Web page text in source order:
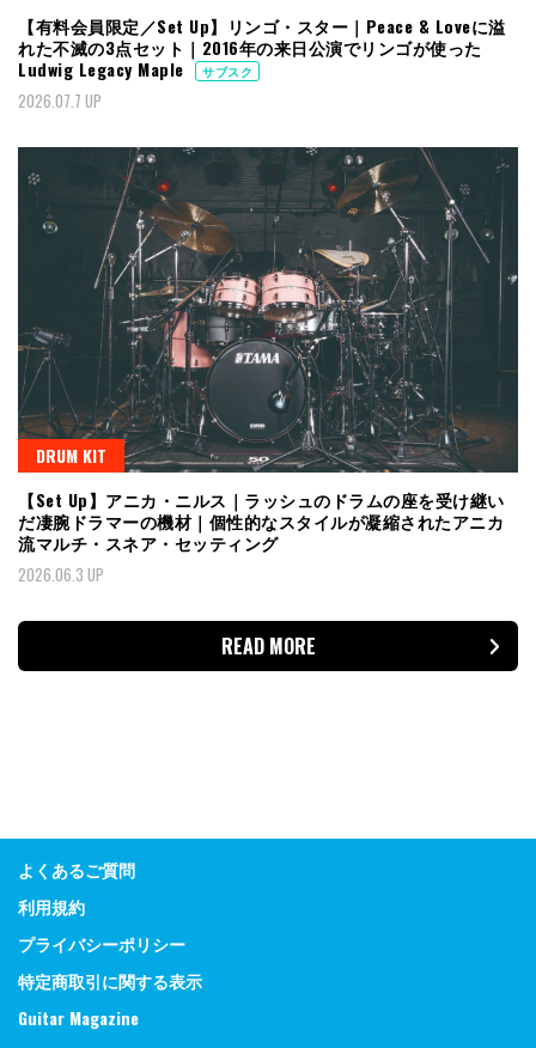
【有料会員限定／Set Up】リンゴ・スター｜Peace & Loveに溢
れた不滅の3点セット｜2016年の来日公演でリンゴが使った
Ludwig Legacy Maple
サブスク
2026.07.7 UP
DRUM KIT
【Set Up】アニカ・ニルス｜ラッシュのドラムの座を受け継い
だ凄腕ドラマーの機材｜個性的なスタイルが凝縮されたアニカ
流マルチ・スネア・セッティング
2026.06.3 UP
READ MORE
よくあるご質問
利用規約
プライバシーポリシー
特定商取引に関する表示
Guitar Magazine